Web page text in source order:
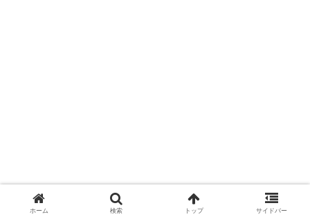
ホーム 検索 トップ サイドバー